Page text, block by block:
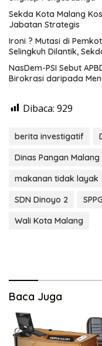
Sekda Kota Malang
Jabatan Strategis
Ironi ? Mutasi di
Selingkuh Dilantik,
NasDem-PSI Sebut
Birokrasi daripada
Dibaca: 929
berita investigatif
Dinas Pangan Malang
makanan tidak layak
SDN Dinoyo 2
SPPG
Wali Kota Malang
Baca Juga